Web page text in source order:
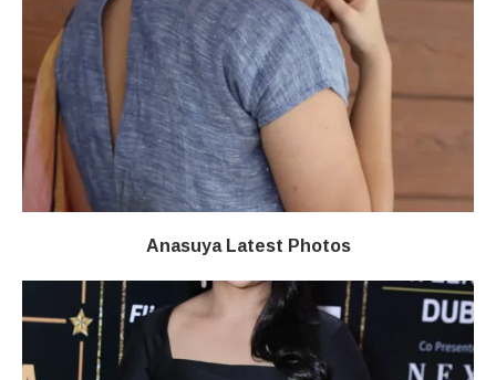
Anasuya Latest Photos